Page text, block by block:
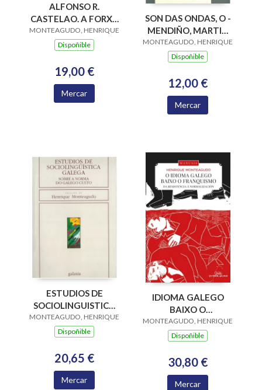
ALFONSO R.
CASTELAO. A FORXA
DUN MITO (BN)
MONTEAGUDO, HENRIQUE
Dispoñible
19,00 €
Mercar
SON DAS ONDAS, O -
MENDIÑO, MARTIN
CODAX, JOHAN DE
CANGAS -
MONTEAGUDO, HENRIQUE
Dispoñible
12,00 €
Mercar
ESTUDIOS DE
SOCIOLINGUISTICA
GALEGA
MONTEAGUDO, HENRIQUE
Dispoñible
20,65 €
Mercar
IDIOMA GALEGO
BAIXO O
FRANQUISMO, O. DA
RESISTENCIA A
MONTEAGUDO, HENRIQUE
Dispoñible
30,80 €
Mercar